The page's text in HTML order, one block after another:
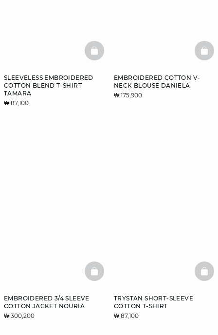
SLEEVELESS EMBROIDERED
COTTON BLEND T-SHIRT
TAMARA
₩ 87,100
BASKETFULL
EMBROIDERED COTTON V-
NECK BLOUSE DANIELA
₩ 175,900
EMBROIDERED 3/4 SLEEVE
COTTON JACKET NOURIA
₩ 300,200
BASKETFULL
TRYSTAN SHORT-SLEEVE
COTTON T-SHIRT
₩ 87,100